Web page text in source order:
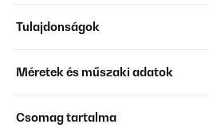
Tulajdonságok
Méretek és műszaki adatok
Csomag tartalma